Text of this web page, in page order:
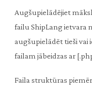
Augšupielādējiet
failu ShipLang ietvara
augšupielādēt tieši vai
failam jābeidzas ar
Faila struktūras